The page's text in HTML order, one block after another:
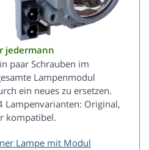
jedermann
paar Schrauben im
Lampenmodul
ein neues zu ersetzen.
Lampenvarianten: Original,
kompatibel.
Lampe mit Modul